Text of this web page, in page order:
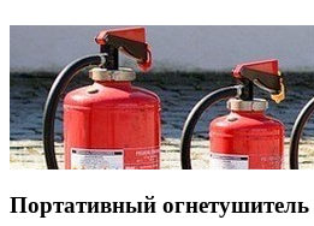
Портативный